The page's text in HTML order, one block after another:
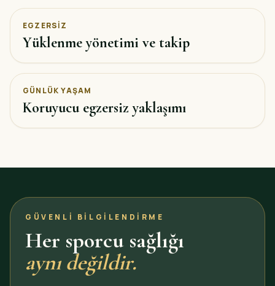
EGZERSIZ
Yüklenme yönetimi ve takip
GÜNLÜK YAŞAM
Koruyucu egzersiz yaklaşımı
GÜVENLI BILGILENDIRME
Her sporcu sağlığı
aynı değildir.